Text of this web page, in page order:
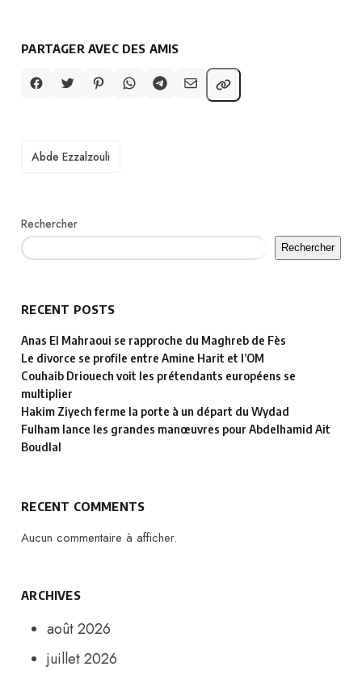
PARTAGER AVEC DES AMIS
TAGS
Abde Ezzalzouli
Rechercher
Rechercher
RECENT POSTS
Anas El Mahraoui se rapproche du Maghreb de Fès
Le divorce se profile entre Amine Harit et l’OM
Couhaib Driouech voit les prétendants européens se
multiplier
Hakim Ziyech ferme la porte à un départ du Wydad
Fulham lance les grandes manœuvres pour Abdelhamid Ait
Boudlal
RECENT COMMENTS
Aucun commentaire à afficher.
ARCHIVES
août 2026
juillet 2026